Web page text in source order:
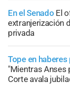
En el Senado El
extranjerización
privada
Tope en
"Mientras Anses
Corte avala